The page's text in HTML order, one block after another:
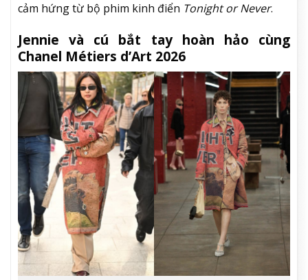
cảm hứng từ bộ phim kinh điển Tonight or Never.
Jennie và cú bắt tay hoàn hảo cùng
Chanel Métiers d’Art 2026